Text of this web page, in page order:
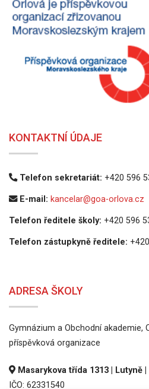
KONTAKTNÍ ÚDAJE
Telefon sekretariát: +420 596
E-mail: kancelar@goa-orlova.cz
Telefon ředitele školy: +420 596
Telefon zástupkyně ředitele:
ADRESA ŠKOLY
Gymnázium a Obchodní akademie,
příspěvková organizace
Masarykova třída 1313 | Lutyně
IČO: 62331540